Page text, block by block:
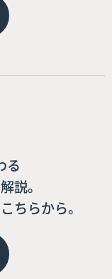
る
説。
ちらから。